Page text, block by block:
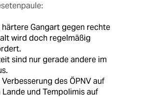
härtere Gangart gegen rechte
wird doch regelmäßig
sind nur gerade andere im
Verbesserung des ÖPNV auf
Lande und Tempolimis auf